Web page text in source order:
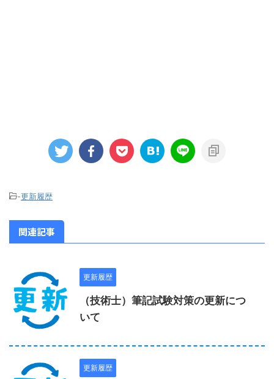
-更新履歴
関連記事
更新履歴
（技術士）筆記試験対策の更新につ
いて
更新履歴